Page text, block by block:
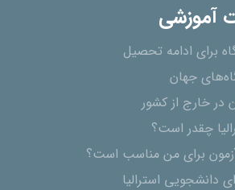
آموزشی
برای ادامه تحصیل
جهان
در خارج از کشور
چقدر است؟
برای من مناسب است؟
دانشجویی استرالیا